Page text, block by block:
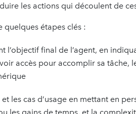
les actions qui découlent de
quelques étapes clés :
l’objectif final de l’agent, en
accès pour accomplir sa tâche,
les cas d’usage en mettant en
les gains de temps, et la